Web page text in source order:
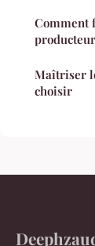
Comment
Maîtriser
choisir